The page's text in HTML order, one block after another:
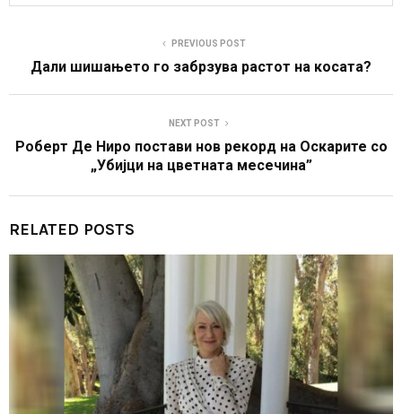
PREVIOUS POST
Дали шишањето го забрзува растот на косата?
NEXT POST
Роберт Де Ниро постави нов рекорд на Оскарите со
„Убијци на цветната месечина”
RELATED POSTS